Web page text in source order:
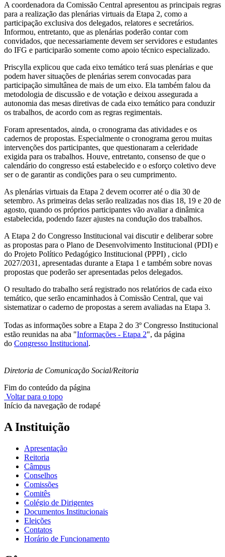
A coordenadora da Comissão Central apresentou as principais regras
para a realização das plenárias virtuais da Etapa 2, como a
participação exclusiva dos delegados, relatores e secretários.
Informou, entretanto, que as plenárias poderão contar com
convidados, que necessariamente devem ser servidores e estudantes
do IFG e participarão somente como apoio técnico especializado.
Priscylla explicou que cada eixo temático terá suas plenárias e que
podem haver situações de plenárias serem convocadas para
participação simultânea de mais de um eixo. Ela também falou da
metodologia de discussão e de votação e deixou assegurada a
autonomia das mesas diretivas de cada eixo temático para conduzir
os trabalhos, de acordo com as regras regimentais.
Foram apresentados, ainda, o cronograma das atividades e os
cadernos de propostas. Especialmente o cronograma gerou muitas
intervenções dos participantes, que questionaram a celeridade
exigida para os trabalhos. Houve, entretanto, consenso de que o
calendário do congresso está estabelecido e o esforço coletivo deve
ser o de garantir as condições para o seu cumprimento.
As plenárias virtuais da Etapa 2 devem ocorrer até o dia 30 de
setembro. As primeiras delas serão realizadas nos dias 18, 19 e 20 de
agosto, quando os próprios participantes vão avaliar a dinâmica
estabelecida, podendo fazer ajustes na condução dos trabalhos.
A Etapa 2 do Congresso Institucional vai discutir e deliberar sobre
as propostas para o Plano de Desenvolvimento Institucional (PDI) e
do Projeto Político Pedagógico Institucional (PPPI) , ciclo
2027/2031, apresentadas durante a Etapa 1 e também sobre novas
propostas que poderão ser apresentadas pelos delegados.
O resultado do trabalho será registrado nos relatórios de cada eixo
temático, que serão encaminhados à Comissão Central, que vai
sistematizar o caderno de propostas a serem avaliadas na Etapa 3.
Todas as informações sobre a Etapa 2 do 3º Congresso Institucional
estão reunidas na aba "Informações - Etapa 2", da página
do Congresso Institucional.
Diretoria de Comunicação Social/Reitoria
Fim do conteúdo da página
Voltar para o topo
Início da navegação de rodapé
A Instituição
Apresentação
Reitoria
Câmpus
Conselhos
Comissões
Comitês
Colégio de Dirigentes
Documentos Institucionais
Eleições
Contatos
Horário de Funcionamento